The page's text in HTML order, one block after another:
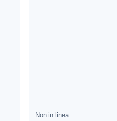
Non in linea